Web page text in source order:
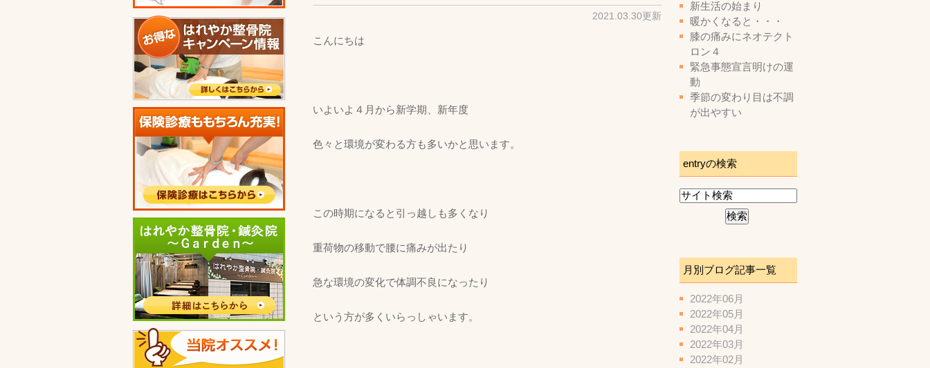
2021.03.30更新
こんにちは
いよいよ４月から新学期、新年度
色々と環境が変わる方も多いかと思います。
この時期になると引っ越しも多くなり
重荷物の移動で腰に痛みが出たり
急な環境の変化で体調不良になったり
という方が多くいらっしゃいます。
新生活の始まり
暖かくなると・・・
膝の痛みにネオテクト
ロン４
緊急事態宣言明けの運
動
季節の変わり目は不調
が出やすい
entryの検索
月別ブログ記事一覧
2022年06月
2022年05月
2022年04月
2022年03月
2022年02月